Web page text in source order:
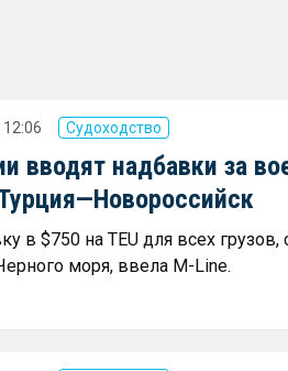
Судоходство
вводят надбавки за
в $750 на TEU для всех
моря, ввела M-Line.